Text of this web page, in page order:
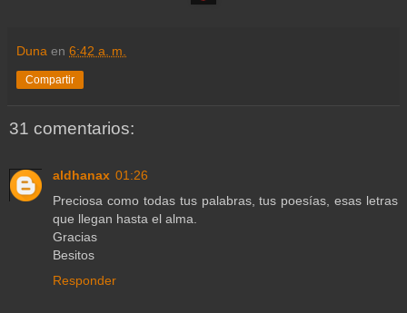
Duna en 6:42 a. m.
Compartir
31 comentarios:
aldhanax 01:26
Preciosa como todas tus palabras, tus poesías, esas letras
que llegan hasta el alma.
Gracias
Besitos
Responder